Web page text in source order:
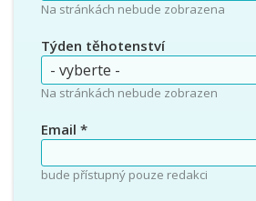
Na stránkách nebude zobrazena
Týden těhotenství
Na stránkách nebude zobrazen
Email *
bude přístupný pouze redakci